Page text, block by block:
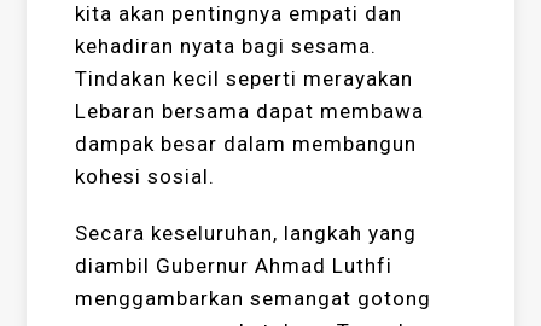
kita akan pentingnya empati dan
kehadiran nyata bagi sesama.
Tindakan kecil seperti merayakan
Lebaran bersama dapat membawa
dampak besar dalam membangun
kohesi sosial.
Secara keseluruhan, langkah yang
diambil Gubernur Ahmad Luthfi
menggambarkan semangat gotong